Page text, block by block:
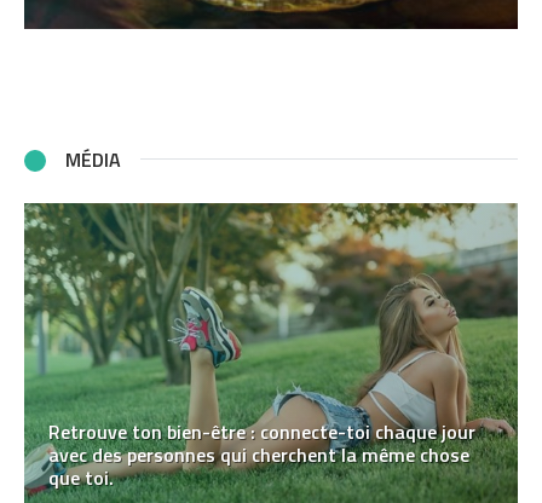
MÉDIA
Retrouve ton bien-être : connecte-toi chaque jour
avec des personnes qui cherchent la même chose
que toi.